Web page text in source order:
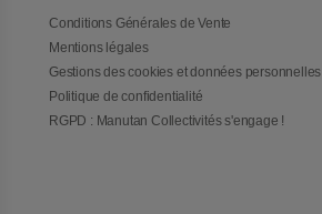
Conditions Générales de Vente
Mentions légales
Gestions des cookies et données personnelles
Politique de confidentialité
RGPD : Manutan Collectivités s'engage !